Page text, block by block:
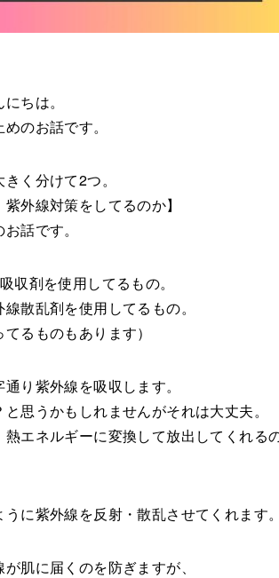
ちは。
のお話です。
く分けて2つ。
紫外線対策をしてるのか】
話です。
収剤を使用してるもの。
散乱剤を使用してるもの。
てるものもあります）
り紫外線を吸収します。
思うかもしれませんがそれは大丈夫。
熱エネルギーに変換して放出してくれる
うに紫外線を反射・散乱させてくれます
肌に届くのを防ぎますが、